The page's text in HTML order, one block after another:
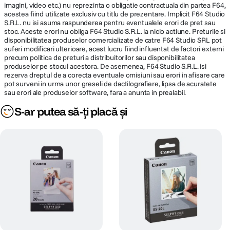
Cod producator 6752C001AA
Pagina
producator
https://www.canon.ro/printers/selphy-
qx20/
imagini, video etc.) nu reprezinta o obligatie contractuala din partea F64,
acestea fiind utilizate exclusiv cu titlu de prezentare. Implicit F64 Studio
S.R.L. nu isi asuma raspunderea pentru eventualele erori de pret sau
stoc. Aceste erori nu obliga F64 Studio S.R.L. la nicio actiune. Preturile si
disponibilitatea produselor comercializate de catre F64 Studio SRL pot
suferi modificari ulterioare, acest lucru fiind influentat de factori externi
precum politica de preturi a distribuitorilor sau disponibilitatea
produselor pe stocul acestora. De asemenea, F64 Studio S.R.L. isi
rezerva dreptul de a corecta eventuale omisiuni sau erori in afisare care
pot surveni in urma unor greseli de dactilografiere, lipsa de acuratete
sau erori ale produselor software, fara a anunta in prealabil.
S-ar putea să-ți placă și